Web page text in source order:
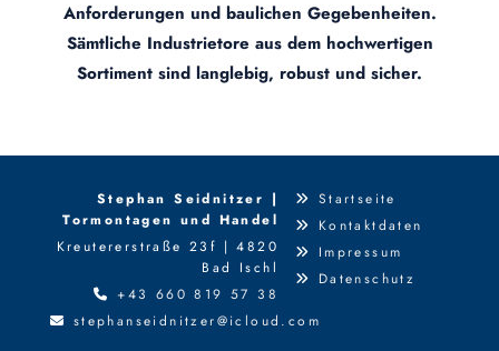
Anforderungen und baulichen Gegebenheiten.
Sämtliche Industrietore aus dem hochwertigen
Sortiment sind langlebig, robust und sicher.
Stephan Seidnitzer |
Tormontagen und Handel
Kreutererstraße 23f | 4820
Bad Ischl
 +43 660 819 57 38
 stephanseidnitzer@icloud.com
 Startseite
 Kontaktdaten
 Impressum
 Datenschutz